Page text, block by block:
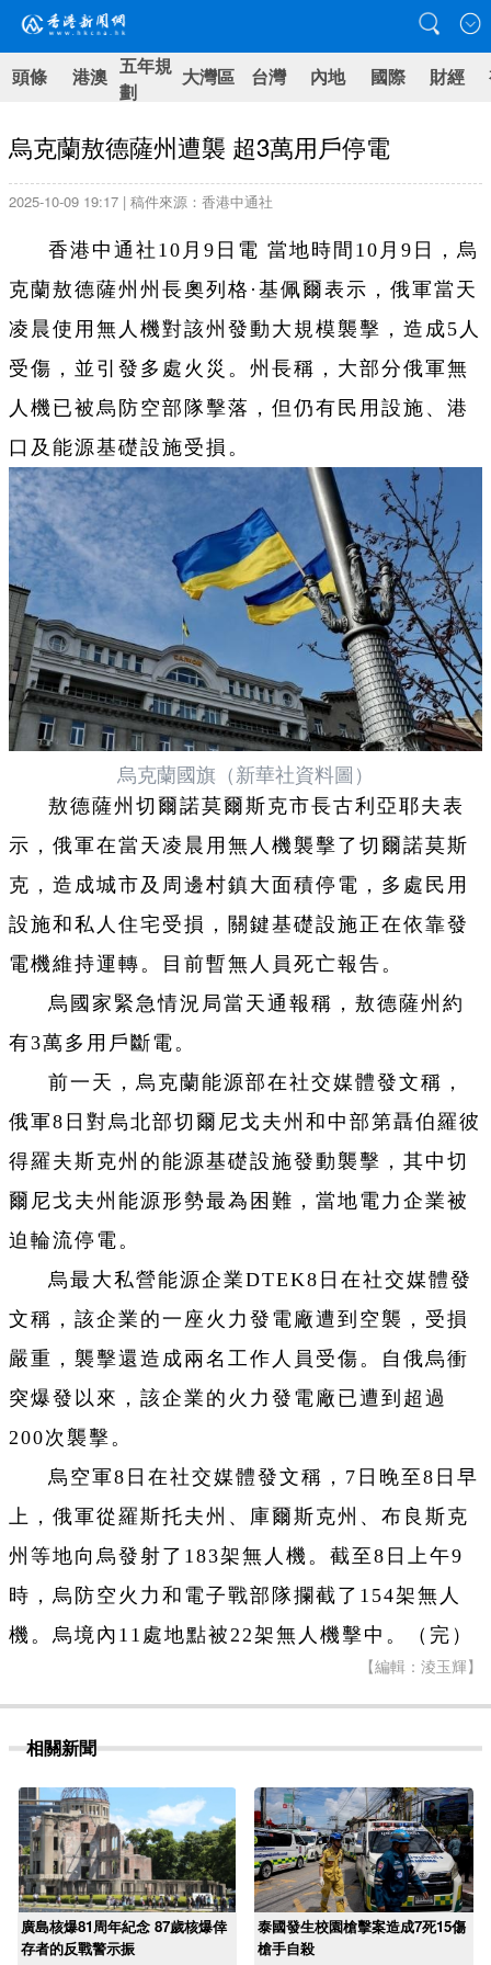
頭條 港澳 五年規
劃
大灣區 台灣 內地 國際 財經
烏克蘭敖德薩州遭襲 超3萬用戶停電
2025-10-09 19:17 | 稿件來源：香港中通社
香港中通社10月9日電 當地時間10月9日，烏
克蘭敖德薩州州長奧列格·基佩爾表示，俄軍當天
凌晨使用無人機對該州發動大規模襲擊，造成5人
受傷，並引發多處火災。州長稱，大部分俄軍無
人機已被烏防空部隊擊落，但仍有民用設施、港
口及能源基礎設施受損。
烏克蘭國旗（新華社資料圖）
敖德薩州切爾諾莫爾斯克市長古利亞耶夫表
示，俄軍在當天凌晨用無人機襲擊了切爾諾莫斯
克，造成城市及周邊村鎮大面積停電，多處民用
設施和私人住宅受損，關鍵基礎設施正在依靠發
電機維持運轉。目前暫無人員死亡報告。
烏國家緊急情況局當天通報稱，敖德薩州約
有3萬多用戶斷電。
前一天，烏克蘭能源部在社交媒體發文稱，
俄軍8日對烏北部切爾尼戈夫州和中部第聶伯羅彼
得羅夫斯克州的能源基礎設施發動襲擊，其中切
爾尼戈夫州能源形勢最為困難，當地電力企業被
迫輪流停電。
烏最大私營能源企業DTEK8日在社交媒體發
文稱，該企業的一座火力發電廠遭到空襲，受損
嚴重，襲擊還造成兩名工作人員受傷。自俄烏衝
突爆發以來，該企業的火力發電廠已遭到超過
200次襲擊。
烏空軍8日在社交媒體發文稱，7日晚至8日早
上，俄軍從羅斯托夫州、庫爾斯克州、布良斯克
州等地向烏發射了183架無人機。截至8日上午9
時，烏防空火力和電子戰部隊攔截了154架無人
機。烏境內11處地點被22架無人機擊中。（完）
【編輯：淩玉輝】
相關新聞
廣島核爆81周年紀念 87歲核爆倖
存者的反戰警示振
泰國發生校園槍擊案造成7死15傷
槍手自殺